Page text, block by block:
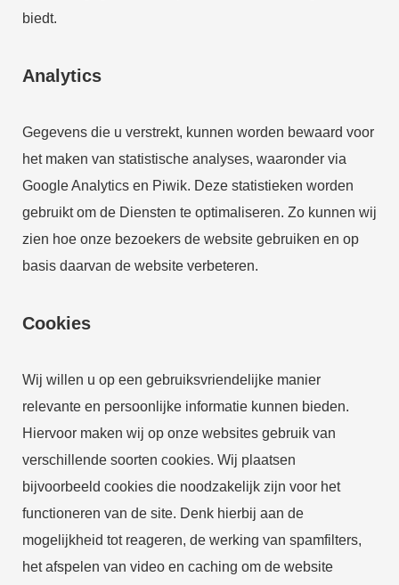
biedt.
Analytics
Gegevens die u verstrekt, kunnen worden bewaard voor
het maken van statistische analyses, waaronder via
Google Analytics en Piwik. Deze statistieken worden
gebruikt om de Diensten te optimaliseren. Zo kunnen wij
zien hoe onze bezoekers de website gebruiken en op
basis daarvan de website verbeteren.
Cookies
Wij willen u op een gebruiksvriendelijke manier
relevante en persoonlijke informatie kunnen bieden.
Hiervoor maken wij op onze websites gebruik van
verschillende soorten cookies. Wij plaatsen
bijvoorbeeld cookies die noodzakelijk zijn voor het
functioneren van de site. Denk hierbij aan de
mogelijkheid tot reageren, de werking van spamfilters,
het afspelen van video en caching om de website